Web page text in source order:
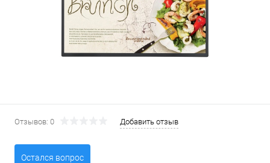
Отзывов: 0 Добавить отзыв
Остался вопрос